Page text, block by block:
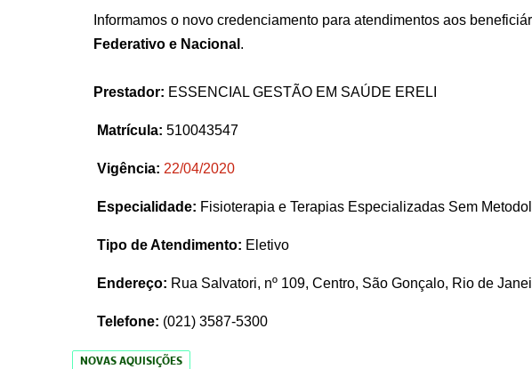
Informamos o novo credenciamento para atendimentos aos
Federativo e Nacional .
Prestador: ESSENCIAL GESTÃO EM SAÚDE ERELI
Matrícula: 510043547
Vigência: 22/04/2020
Especialidade: Fisioterapia e Terapias Especializadas Sem
Tipo de Atendimento: Eletivo
Endereço: Rua Salvatori, nº 109, Centro, São Gonçalo, Rio de
Telefone: (021) 3587-5300
NOVAS AQUISIÇÕES